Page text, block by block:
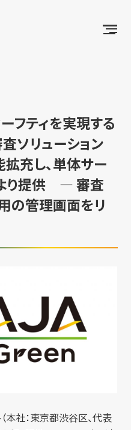
フティを実現する
ソリューション
拡充し、単体サー
り提供 ― 審査
の管理画面をリ
本社：東京都渋谷区、代表